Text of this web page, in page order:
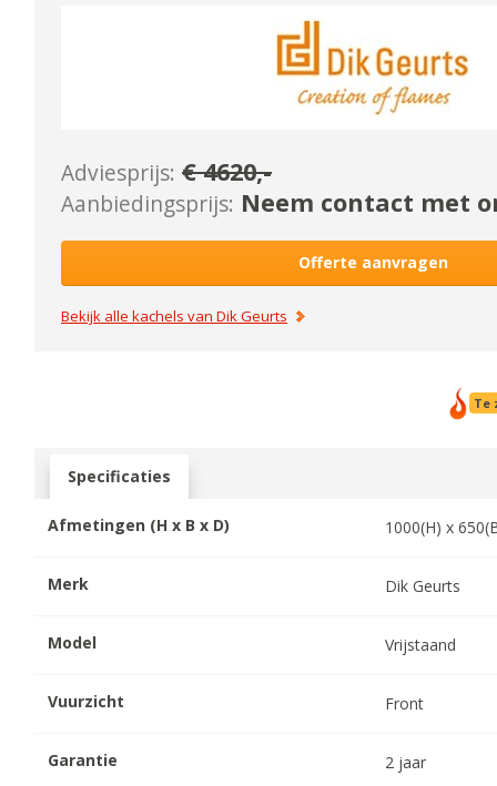
Adviesprijs: €4620,-
Aanbiedingsprijs: Neem contact met
Offerte aanvragen
Bekijk alle kachels vanDik Geurts
Te
Specificaties
Afmetingen (H x B x D) 1000(H) x650
Merk Dik Geurts
Model Vrijstaand
Vuurzicht Front
Garantie 2 jaar